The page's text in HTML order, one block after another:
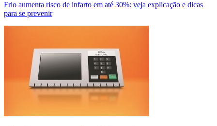
Frio aumenta risco de infarto em até 30%: veja explicação e dicas
para se prevenir